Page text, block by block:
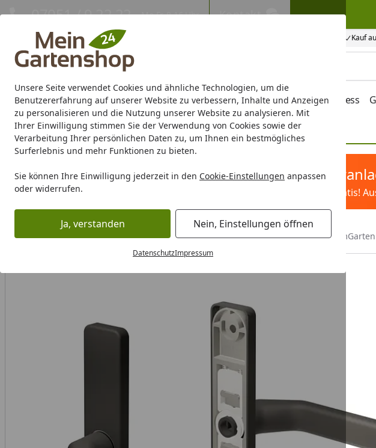
Unsere Seite verwendet Cookies und ähnliche Technologien, um die
Benutzererfahrung auf unserer Website zu verbessern, Inhalte und Anzeigen
zu personalisieren und die Nutzung unserer Website zu analysieren. Mit
Ihrer Einwilligung stimmen Sie der Verwendung von Cookies sowie der
Verarbeitung Ihrer persönlichen Daten zu, um Ihnen ein bestmögliches
Surferlebnis und mehr Funktionen zu bieten.
Sie können Ihre Einwilligung jederzeit in den Cookie-Einstellungen anpassen
oder widerrufen.
Ja, verstanden Nein, Einstellungen öffnen
DatenschutzImpressum
Eigene Montage-Teams Kauf
07051 / 9 22 22 Mo-Fr. 8-16 Uhr Kontakt
Gartenhaus Gerätehaus Gewächshaus Carport/Garage/Vordach Wellness
Marken Sale %
Karibu Pools inkl. gratis
Dein Traumpool im Sorglos-Paket: Filter&Pflege gratis!
Marken TraumGarten TraumGarten Tore TraumGarten Einzeltore